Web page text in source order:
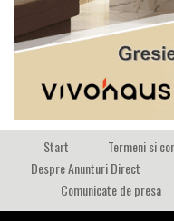
Start Termeni si
Despre Anunturi Direct
Comunicate de presa